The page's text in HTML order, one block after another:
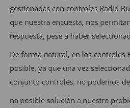
gestionadas con controles Radio
que nuestra encuesta, nos
respuesta, pese a haber
De forma natural, en los controles
posible, ya que una vez
conjunto controles, no podemos
na posible solución a nuestro